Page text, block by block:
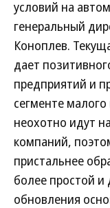
условий на
генеральный
Коноплев.
дает
предприятий и
сегменте
неохотно идут
компаний,
пристальнее
более простой и
обновления